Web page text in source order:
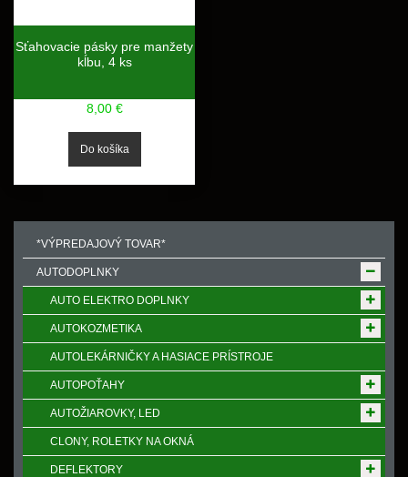
Sťahovacie pásky pre manžety
kĺbu, 4 ks
8,00 €
*VÝPREDAJOVÝ TOVAR*
AUTODOPLNKY
AUTO ELEKTRO DOPLNKY
AUTOKOZMETIKA
AUTOLEKÁRNIČKY A HASIACE PRÍSTROJE
AUTOPOŤAHY
AUTOŽIAROVKY, LED
CLONY, ROLETKY NA OKNÁ
DEFLEKTORY